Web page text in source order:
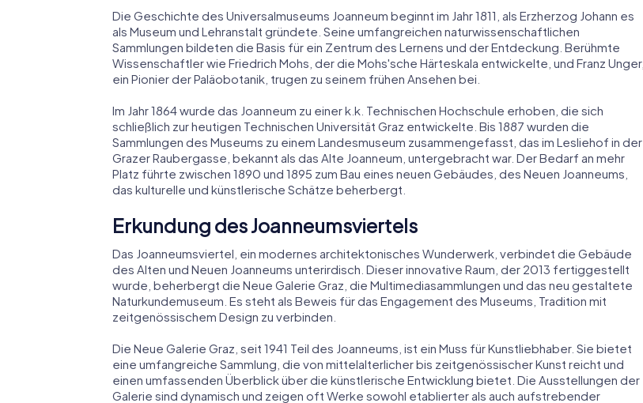
Die Geschichte des Universalmuseums Joanneum beginnt im Jahr 1811, als Erzherzog Johann es
als Museum und Lehranstalt gründete. Seine umfangreichen naturwissenschaftlichen
Sammlungen bildeten die Basis für ein Zentrum des Lernens und der Entdeckung. Berühmte
Wissenschaftler wie Friedrich Mohs, der die Mohs'sche Härteskala entwickelte, und Franz Unger,
ein Pionier der Paläobotanik, trugen zu seinem frühen Ansehen bei.
Im Jahr 1864 wurde das Joanneum zu einer k.k. Technischen Hochschule erhoben, die sich
schließlich zur heutigen Technischen Universität Graz entwickelte. Bis 1887 wurden die
Sammlungen des Museums zu einem Landesmuseum zusammengefasst, das im Lesliehof in der
Grazer Raubergasse, bekannt als das Alte Joanneum, untergebracht war. Der Bedarf an mehr
Platz führte zwischen 1890 und 1895 zum Bau eines neuen Gebäudes, des Neuen Joanneums,
das kulturelle und künstlerische Schätze beherbergt.
Erkundung des Joanneumsviertels
Das Joanneumsviertel, ein modernes architektonisches Wunderwerk, verbindet die Gebäude
des Alten und Neuen Joanneums unterirdisch. Dieser innovative Raum, der 2013 fertiggestellt
wurde, beherbergt die Neue Galerie Graz, die Multimediasammlungen und das neu gestaltete
Naturkundemuseum. Es steht als Beweis für das Engagement des Museums, Tradition mit
zeitgenössischem Design zu verbinden.
Die Neue Galerie Graz, seit 1941 Teil des Joanneums, ist ein Muss für Kunstliebhaber. Sie bietet
eine umfangreiche Sammlung, die von mittelalterlicher bis zeitgenössischer Kunst reicht und
einen umfassenden Überblick über die künstlerische Entwicklung bietet. Die Ausstellungen der
Galerie sind dynamisch und zeigen oft Werke sowohl etablierter als auch aufstrebender